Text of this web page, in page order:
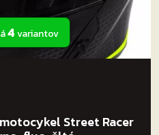
4variantov
Street Racer